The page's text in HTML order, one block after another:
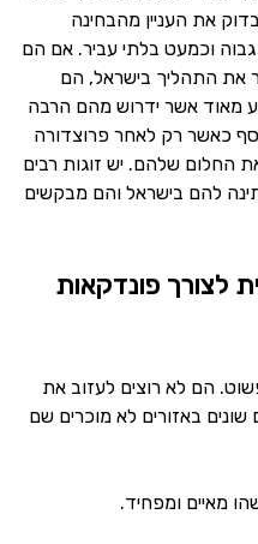
את העניין מהבחינה
וכמעט בלתי עביר. אם הם
את התהליך בישראל, הם
מאוד אשר ידרוש מהם הרבה
כאשר רק לאחר פרוצדורה
החלום שלהם. יש זוגות רבים
להם בישראל והם מבקשים
פונדקאות
הם לא רוצים לעזוב את
באזורים לא מוכרים שם
מאיים ומפחיד.